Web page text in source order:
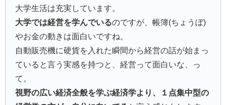
大学生活は充実しています。
大学では経営を学んでいるのですが、帳簿(ちょうぼ)
やお金の動きは面白いですね。
自動販売機に硬貨を入れた瞬間から経営の話が始まっ
ていると言う実感を持つと、経営って面白いな、っ
て。
視野の広い経済全般を学ぶ経済学より、１点集中型の